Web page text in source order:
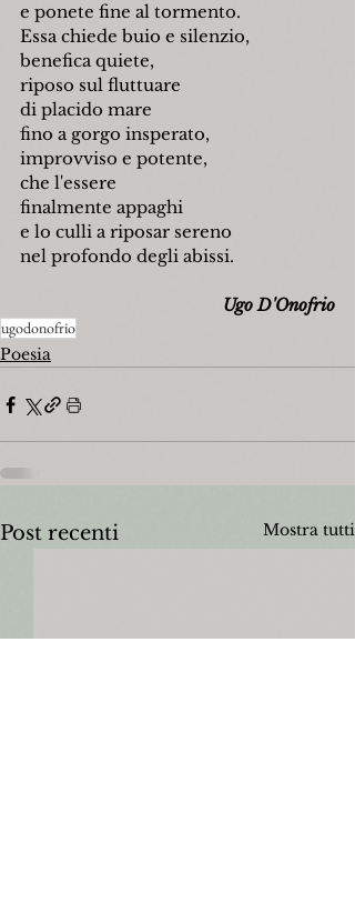
e ponete fine al tormento.
Essa chiede buio e silenzio,
benefica quiete,
riposo sul fluttuare
di placido mare
fino a gorgo insperato,
improvviso e potente,
che l'essere
finalmente appaghi
e lo culli a riposar sereno
nel profondo degli abissi.
Ugo D'Onofrio
ugodonofrio
Poesia
Post recenti Mostra tutti